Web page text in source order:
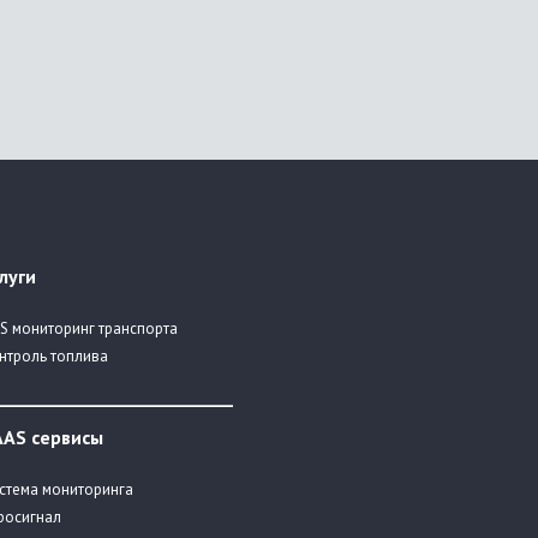
мониторинг транспорта
топлива
сервисы
мониторинга